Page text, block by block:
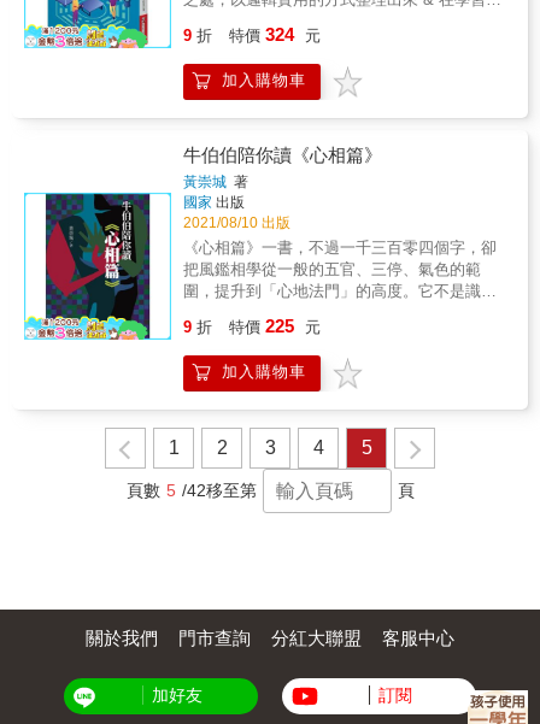
多風水書籍艱澀難懂、詰屈聱牙，對風水初學
者而言，簡直就像是看天書一樣的困難。而且
許多風水上的說法不但複雜，甚至可能會互相
書的想法，要以實用簡單的方式，去蕪存菁，
讓一般不具風水知識的讀者，也能快速理解，
並掌握風水學中的重要核心知識，希望透過傳
播風水學理的正知正見，讓讀者認識真正的風
水之道，而不是惑於被媒體誇張渲染的風水招
財物及化煞物的迷思中。 & 本書以深入淺出、
簡單易懂的方式，讓讀者可以清楚了解玄空飛
星風水的理論及操作布局，透過表列圖示的方
式，讓讀者能一目瞭然，以最快的速度，清楚
後，讀者就能以玄空飛星風水，來檢視自家的
內外環境及理氣格局，並進行實用有效的風水
布局。讓家中能藏風納氣，事業能風生水起。
&
9 折 特價 324 元
加入購物車
牛伯伯陪你讀《心相篇》
黃崇城 著
國家 出版
2021/08/10 出版
《心相篇》一書，不過一千三百零四個字，卻
把風鑑相學從一般的五官、三停、氣色的範
圍，提升到「心地法門」的高度。它不是識人
我們修練身心靈的書。因此，作者將本書內容
分成三個部分：「白話翻譯」、「導讀」、
「自我檢視重點」，以相學為輔助，使讀者可
9 折 特價 225 元
加入購物車
1 2 3 4 5
頁數 5 /42移至第 頁
關於我們 門市查詢 分紅大聯盟 客服中心
加好友 訂閱